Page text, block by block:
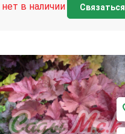
нет в наличии Связаться